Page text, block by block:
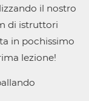
il nostro
di istruttori
in pochissimo
lezione!